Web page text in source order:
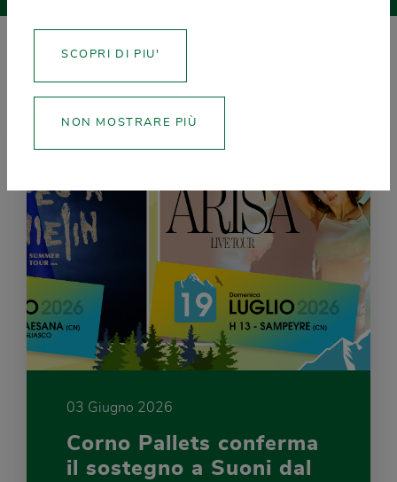
03 Giugno 2026
Corno Pallets conferma
il sostegno a Suoni dal
SCOPRI DI PIU'
NON MOSTRARE PIÙ